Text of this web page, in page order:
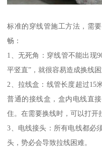
标准的穿线管施工方法，需
畅：
1、无死角：穿线管不能出现
平竖直”，就很容易造成换线困
2、拉线盒：线管长度超过15
普通的接线盒，盒内电线直
住。在需要换线时，可以打开
3、电线接头：所有电线都必
头，势必会导致拉线困难。